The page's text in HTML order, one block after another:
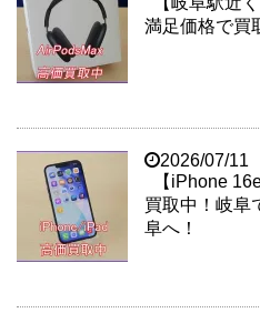
満足価格で買
2026/07/11
【iPhone
買取中！岐阜
阜へ！